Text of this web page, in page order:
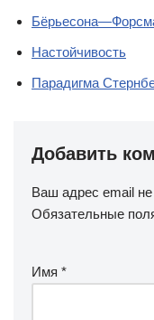
Настойчивость
Парадигма
Добавить
Ваш адрес email
Обязательные
Имя *